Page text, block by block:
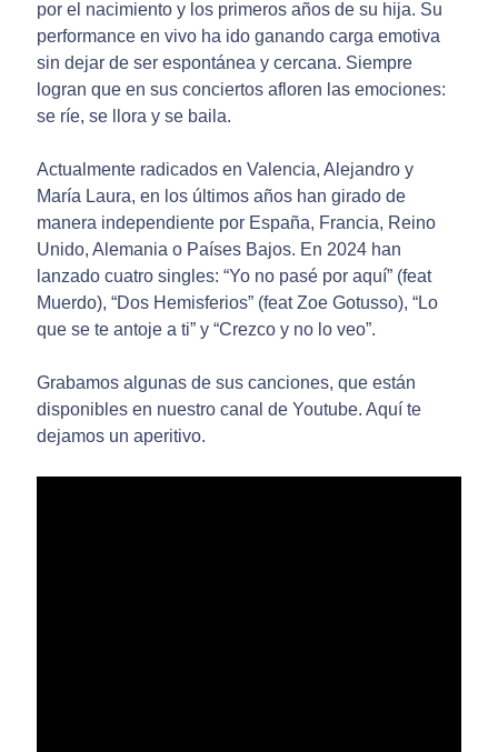
por el nacimiento y los primeros años de su hija. Su
performance en vivo ha ido ganando carga emotiva
sin dejar de ser espontánea y cercana. Siempre
logran que en sus conciertos afloren las emociones:
se ríe, se llora y se baila.
Actualmente radicados en Valencia, Alejandro y
María Laura, en los últimos años han girado de
manera independiente por España, Francia, Reino
Unido, Alemania o Países Bajos. En 2024 han
lanzado cuatro singles: “Yo no pasé por aquí” (feat
Muerdo), “Dos Hemisferios” (feat Zoe Gotusso), “Lo
que se te antoje a ti” y “Crezco y no lo veo”.
Grabamos algunas de sus canciones, que están
disponibles en nuestro canal de Youtube. Aquí te
dejamos un aperitivo.